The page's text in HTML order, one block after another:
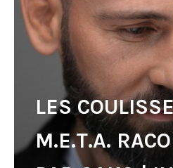
LES
M.E.T.A.